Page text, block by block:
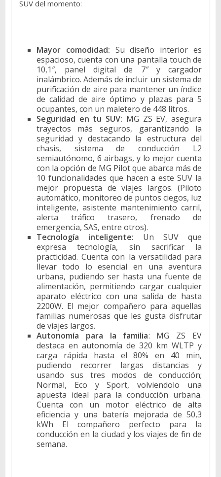
SUV del momento:
Mayor comodidad: Su diseño interior es
espacioso, cuenta con una pantalla touch de
10,1″, panel digital de 7″ y cargador
inalámbrico. Además de incluir un sistema de
purificación de aire para mantener un índice
de calidad de aire óptimo y plazas para 5
ocupantes, con un maletero de 448 litros.
Seguridad en tu SUV: MG ZS EV, asegura
trayectos más seguros, garantizando la
seguridad y destacando la estructura del
chasis, sistema de conducción L2
semiautónomo, 6 airbags, y lo mejor cuenta
con la opción de MG Pilot que abarca más de
10 funcionalidades que hacen a este SUV la
mejor propuesta de viajes largos. (Piloto
automático, monitoreo de puntos ciegos, luz
inteligente, asistente mantenimiento carril,
alerta tráfico trasero, frenado de
emergencia, SAS, entre otros).
Tecnología inteligente: Un SUV que
expresa tecnología, sin sacrificar la
practicidad. Cuenta con la versatilidad para
llevar todo lo esencial en una aventura
urbana, pudiendo ser hasta una fuente de
alimentación, permitiendo cargar cualquier
aparato eléctrico con una salida de hasta
2200W. El mejor compañero para aquellas
familias numerosas que les gusta disfrutar
de viajes largos.
Autonomía para la familia: MG ZS EV
destaca en autonomía de 320 km WLTP y
carga rápida hasta el 80% en 40 min,
pudiendo recorrer largas distancias y
usando sus tres modos de conducción;
Normal, Eco y Sport, volviendolo una
apuesta ideal para la conducción urbana.
Cuenta con un motor eléctrico de alta
eficiencia y una batería mejorada de 50,3
kWh El compañero perfecto para la
conducción en la ciudad y los viajes de fin de
semana.